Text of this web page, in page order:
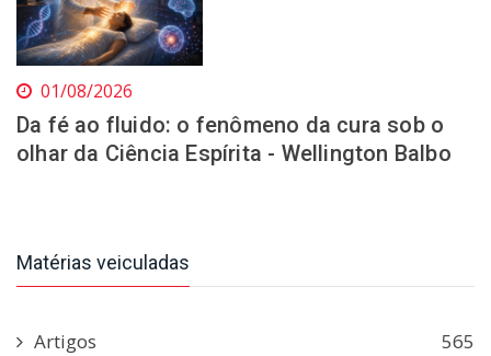
01/08/2026
Da fé ao fluido: o fenômeno da cura sob o
olhar da Ciência Espírita - Wellington Balbo
Matérias veiculadas
Artigos
565